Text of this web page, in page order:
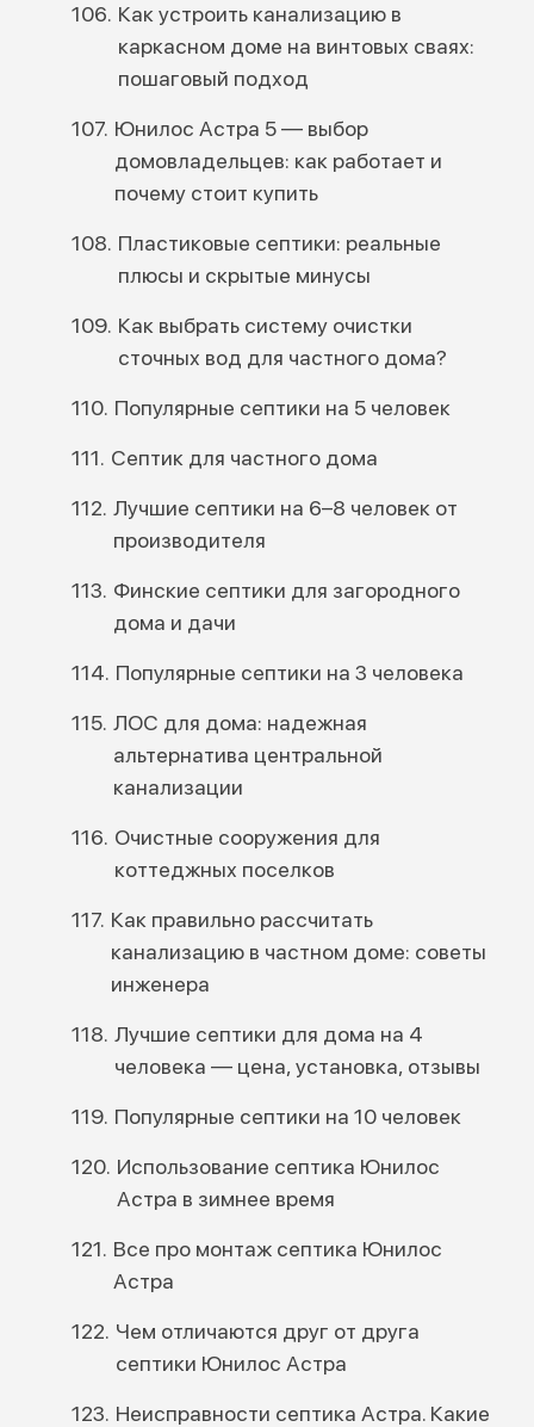
Как устроить канализацию в
каркасном доме на винтовых сваях:
пошаговый подход
Юнилос Астра 5 — выбор
домовладельцев: как работает и
почему стоит купить
Пластиковые септики: реальные
плюсы и скрытые минусы
Как выбрать систему очистки
сточных вод для частного дома?
Популярные септики на 5 человек
Септик для частного дома
Лучшие септики на 6–8 человек от
производителя
Финские септики для загородного
дома и дачи
Популярные септики на 3 человека
ЛОС для дома: надежная
альтернатива центральной
канализации
Очистные сооружения для
коттеджных поселков
Как правильно рассчитать
канализацию в частном доме: советы
инженера
Лучшие септики для дома на 4
человека — цена, установка, отзывы
Популярные септики на 10 человек
Использование септика Юнилос
Астра в зимнее время
Все про монтаж септика Юнилос
Астра
Чем отличаются друг от друга
септики Юнилос Астра
Неисправности септика Астра. Какие